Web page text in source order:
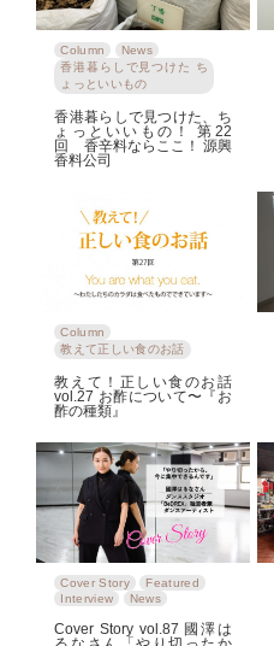
Column
News
香港暮らしで見つけた ち
ょっといいもの
香港暮らしで見つけた、ち
ょっといいもの！ 第22
回 香辛料ならここ！ 源興
香料公司
Column
教えて正しい食のお話
教えて！正しい食のお話
vol.27 お酢について〜『お
酢の種類』
Cover Story
Featured
Interview
News
Cover Story vol.87 國澤は